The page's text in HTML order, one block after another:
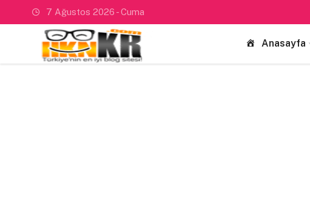
7 Ağustos 2026 - Cuma
Anasayfa